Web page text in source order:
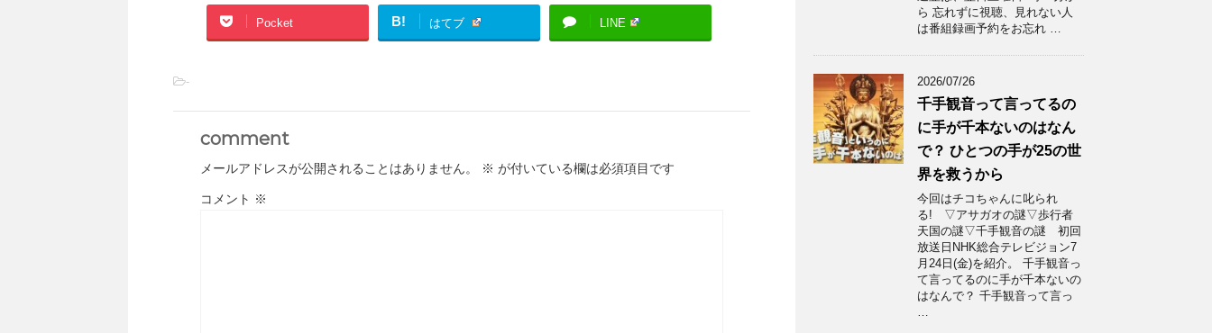
Pocket B! はてブ LINE
-
comment
メールアドレスが公開されることはありません。 ※ が付いている欄は必須項目です
コメント ※
ら 忘れずに視聴、見れない人
は番組録画予約をお忘れ …
2026/07/26
千手観音って言ってるの
に手が千本ないのはなん
で？ ひとつの手が25の世
界を救うから
今回はチコちゃんに叱られ
る! ▽アサガオの謎▽歩行者
天国の謎▽千手観音の謎 初回
放送日NHK総合テレビジョン7
月24日(金)を紹介。 千手観音っ
て言ってるのに手が千本ないの
はなんで？ 千手観音って言っ
…